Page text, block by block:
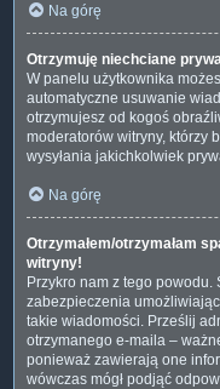
Na górę
Otrzymuję niechciane
W panelu użytkownika
automatyczne usuwanie
otrzymujesz od kogoś
moderatorów witryny, którzy
wysyłania jakichkolwiek
Na górę
Otrzymałem/otrzymałam
witryny!
Przykro nam z tego powodu.
zabezpieczenia
takie wiadomości. Prześlij
otrzymanego e-maila –
ponieważ zawierają one
wówczas mógł podjąć